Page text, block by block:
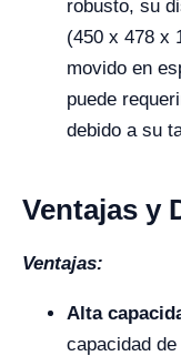
robusto, su
(450 x 478 x
movido en
puede
debido a su
Ventajas y
Ventajas:
Alta
capacidad